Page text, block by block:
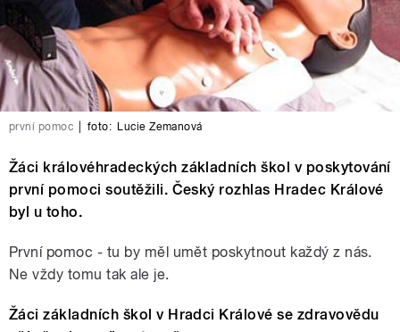
první pomoc foto: Lucie Zemanová
Žáci královéhradeckých základních škol v poskytování
první pomoci soutěžili. Český rozhlas Hradec Králové
byl u toho.
První pomoc - tu by měl umět poskytnout každý z nás.
Ne vždy tomu tak ale je.
Žáci základních škol v Hradci Králové se zdravovědu